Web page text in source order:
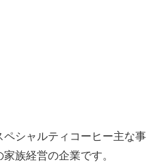
シャルティコーヒー主な事
族経営の企業です。